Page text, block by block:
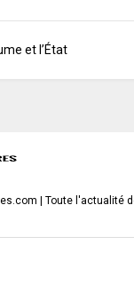
et l’État
| Toute l'actualité